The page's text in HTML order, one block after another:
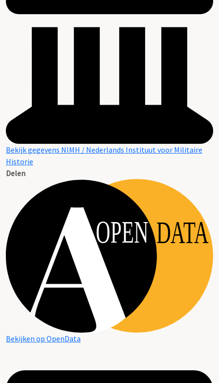
Bekijk gegevens NIMH / Nederlands Instituut voor Militaire
Historie
Delen
OPEN DATA
Bekijken op OpenData